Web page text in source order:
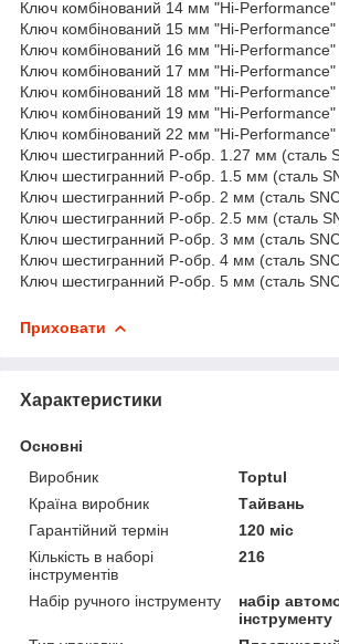
Ключ комбінований 14 мм "Hi-Performance"
Ключ комбінований 15 мм "Hi-Performance"
Ключ комбінований 16 мм "Hi-Performance"
Ключ комбінований 17 мм "Hi-Performance"
Ключ комбінований 18 мм "Hi-Performance"
Ключ комбінований 19 мм "Hi-Performance"
Ключ комбінований 22 мм "Hi-Performance"
Ключ шестигранний Р-обр. 1.27 мм (сталь
Ключ шестигранний Р-обр. 1.5 мм (сталь
Ключ шестигранний Р-обр. 2 мм (сталь
Ключ шестигранний Р-обр. 2.5 мм (сталь
Ключ шестигранний Р-обр. 3 мм (сталь
Ключ шестигранний Р-обр. 4 мм (сталь
Ключ шестигранний Р-обр. 5 мм (сталь
Приховати
Характеристики
Основні
Виробник
Toptul
Країна виробник
Тайвань
Гарантійний термін
120 міс
Кількість в наборі
інструментів
216
Набір ручного інструменту
набір
інструменту